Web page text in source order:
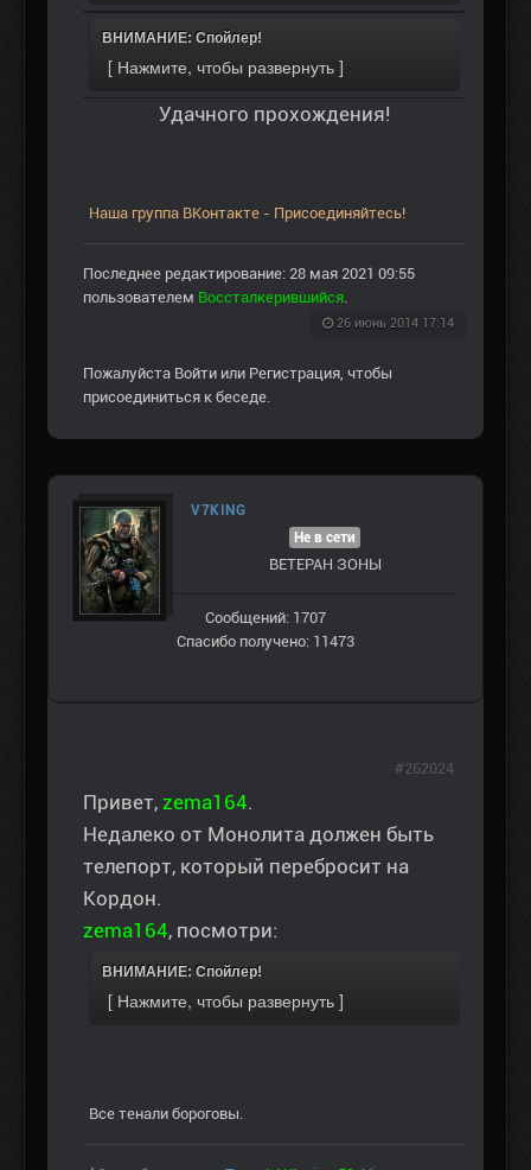
ВНИМАНИЕ: Спойлер!
Удачного прохождения!
Наша группа ВКонтакте - Присоединяйтесь!
Последнее редактирование: 28 мая 2021 09:55
пользователем Воссталкерившийся.
26 июнь 2014 17:14
Пожалуйста Войти или Регистрация, чтобы
присоединиться к беседе.
V7KING
Не в сети
ВЕТЕРАН ЗOНЫ
Сообщений: 1707
Спасибо получено: 11473
Привет, zema164.
Недалеко от Монолита должен быть
телепорт, который перебросит на
Кордон.
zema164, посмотри:
ВНИМАНИЕ: Спойлер!
Все тенали бороговы.
#262024